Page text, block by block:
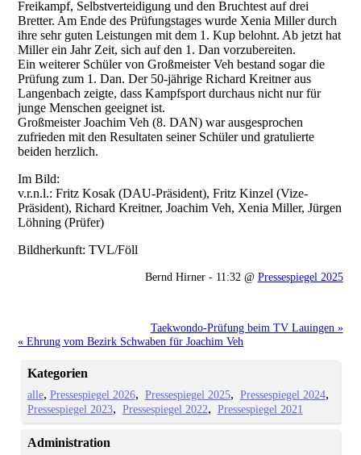
Freikampf, Selbstverteidigung und den Bruchtest auf drei
Bretter. Am Ende des Prüfungstages wurde Xenia Miller durch
ihre sehr guten Leistungen mit dem 1. Kup belohnt. Ab jetzt hat
Miller ein Jahr Zeit, sich auf den 1. Dan vorzubereiten.
Ein weiterer Schüler von Großmeister Veh bestand sogar die
Prüfung zum 1. Dan. Der 50-jährige Richard Kreitner aus
Langenbach zeigte, dass Kampfsport durchaus nicht nur für
junge Menschen geeignet ist.
Großmeister Joachim Veh (8. DAN) war ausgesprochen
zufrieden mit den Resultaten seiner Schüler und gratulierte
beiden herzlich.
Im Bild:
v.r.n.l.: Fritz Kosak (DAU-Präsident), Fritz Kinzel (Vize-
Präsident), Richard Kreitner, Joachim Veh, Xenia Miller, Jürgen
Löhning (Prüfer)
Bildherkunft: TVL/Föll
Bernd Hirner - 11:32 @ Pressespiegel 2025
Taekwondo-Prüfung beim TV Lauingen »
« Ehrung vom Bezirk Schwaben für Joachim Veh
Kategorien
alle Pressespiegel 2026 Pressespiegel 2025
Pressespiegel 2024
Pressespiegel 2023
Pressespiegel 2022 Pressespiegel 2021
Administration